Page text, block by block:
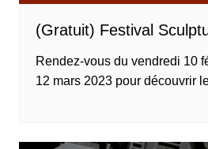
(Gratuit) Festival
Rendez-vous du vendredi 10
12 mars 2023 pour découvrir